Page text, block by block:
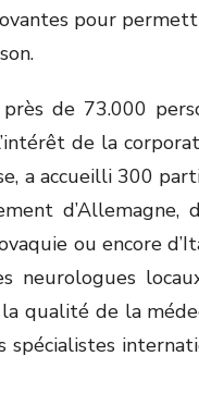
pour
de 73.000
de la
a accueilli 300
d’Allemagne,
ou encore
neurologues
qualité de la
spécialistes